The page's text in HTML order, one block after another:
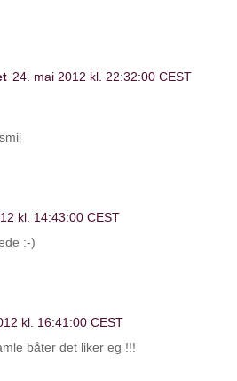
24. mai 2012 kl. 22:32:00 CEST
kl. 14:43:00 CEST
:-)
kl. 16:41:00 CEST
båter det liker eg !!!